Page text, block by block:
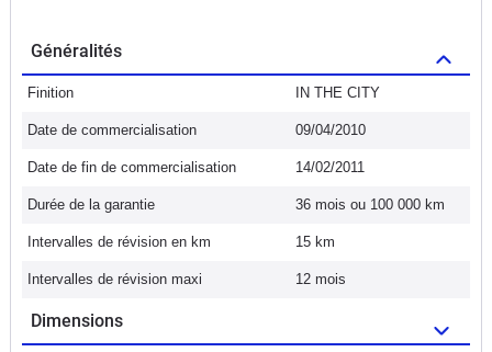
Généralités
Finition IN THE CITY
Date de commercialisation 09/04/2010
Date de fin de commercialisation 14/02/2011
Durée de la garantie 36 mois ou 100 000 km
Intervalles de révision en km 15 km
Intervalles de révision maxi 12 mois
Dimensions